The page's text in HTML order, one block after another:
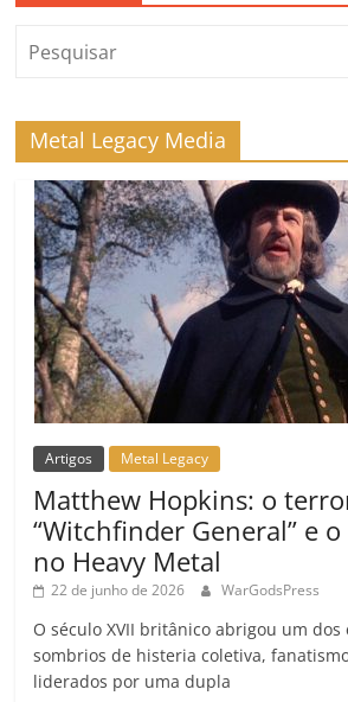
Metal Legacy Media
Artigos Metal Legacy
Matthew Hopkins: o
“Witchfinder General” e
no Heavy Metal
22 de junho de 2026 WarGodsPress
O século XVII britânico abrigou um dos
sombrios de histeria coletiva,
liderados por uma dupla